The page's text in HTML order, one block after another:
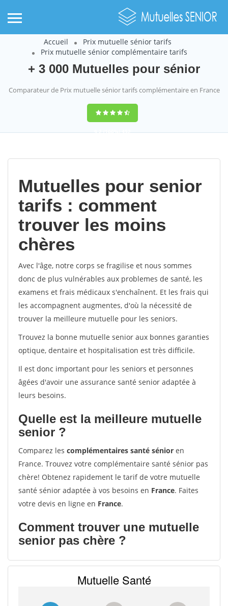
Accueil
Prix mutuelle sénior tarifs
Prix mutuelle sénior complémentaire tarifs
+ 3 000 Mutuelles pour sénior
Comparateur de Prix mutuelle sénior tarifs complémentaire en France
9,2(100%)452
Mutuelles pour senior
tarifs : comment
trouver les moins
chères
Avec l'âge, notre corps se fragilise et nous sommes
donc de plus vulnérables aux problemes de santé, les
examens et frais médicaux s'enchaînent. Et les frais qui
les accompagnent augmentes, d'où la nécessité de
trouver la meilleure mutuelle pour les seniors.
Trouvez la bonne mutuelle senior aux bonnes garanties
optique, dentaire et hospitalisation est très difficile.
Il est donc important pour les seniors et personnes
âgées d'avoir une assurance santé senior adaptée à
leurs besoins.
Quelle est la meilleure mutuelle
senior ?
Comparez les complémentaires santé sénior en
France. Trouvez votre complémentaire santé sénior pas
chère! Obtenez rapidement le tarif de votre mutuelle
santé sénior adaptée à vos besoins en France. Faites
votre devis en ligne en France.
Comment trouver une mutuelle
senior pas chère ?